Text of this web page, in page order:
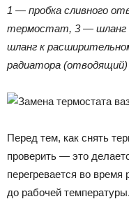
1 — пробка сливного
термостат, 3 — шланг
шланг к
радиатора (отводящий)
Перед тем, как снять
проверить — это
перегревается во
до рабочей